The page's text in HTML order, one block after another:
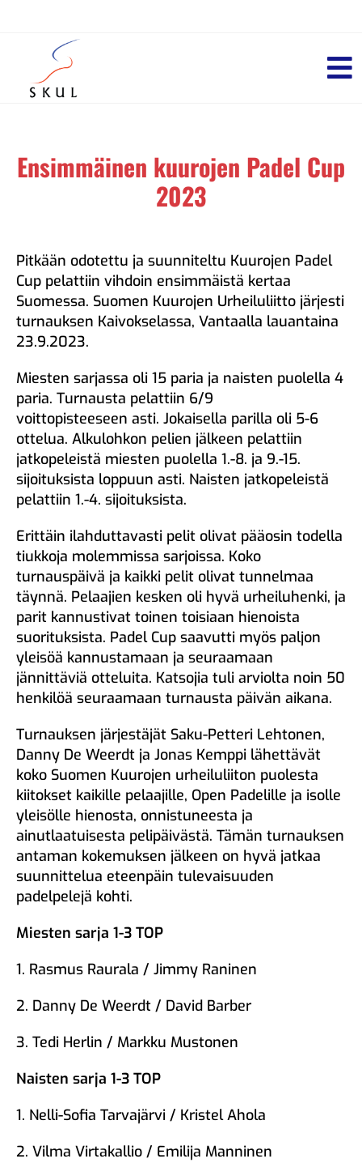
Ensimmäinen kuurojen Padel Cup
2023
Pitkään odotettu ja suunniteltu Kuurojen Padel
Cup pelattiin vihdoin ensimmäistä kertaa
Suomessa. Suomen Kuurojen Urheiluliitto järjesti
turnauksen Kaivokselassa, Vantaalla lauantaina
23.9.2023.
Miesten sarjassa oli 15 paria ja naisten puolella 4
paria. Turnausta pelattiin 6/9
voittopisteeseen asti. Jokaisella parilla oli 5-6
ottelua. Alkulohkon pelien jälkeen pelattiin
jatkopeleistä miesten puolella 1.-8. ja 9.-15.
sijoituksista loppuun asti. Naisten jatkopeleistä
pelattiin 1.-4. sijoituksista.
Erittäin ilahduttavasti pelit olivat pääosin todella
tiukkoja molemmissa sarjoissa. Koko
turnauspäivä ja kaikki pelit olivat tunnelmaa
täynnä. Pelaajien kesken oli hyvä urheiluhenki, ja
parit kannustivat toinen toisiaan hienoista
suorituksista. Padel Cup saavutti myös paljon
yleisöä kannustamaan ja seuraamaan
jännittäviä otteluita. Katsojia tuli arviolta noin 50
henkilöä seuraamaan turnausta päivän aikana.
Turnauksen järjestäjät Saku-Petteri Lehtonen,
Danny De Weerdt ja Jonas Kemppi lähettävät
koko Suomen Kuurojen urheiluliiton puolesta
kiitokset kaikille pelaajille, Open Padelille ja isolle
yleisölle hienosta, onnistuneesta ja
ainutlaatuisesta pelipäivästä. Tämän turnauksen
antaman kokemuksen jälkeen on hyvä jatkaa
suunnittelua eteenpäin tulevaisuuden
padelpelejä kohti.
Miesten sarja 1-3 TOP
1. Rasmus Raurala / Jimmy Raninen
2. Danny De Weerdt / David Barber
3. Tedi Herlin / Markku Mustonen
Naisten sarja 1-3 TOP
1. Nelli-Sofia Tarvajärvi / Kristel Ahola
2. Vilma Virtakallio / Emilija Manninen